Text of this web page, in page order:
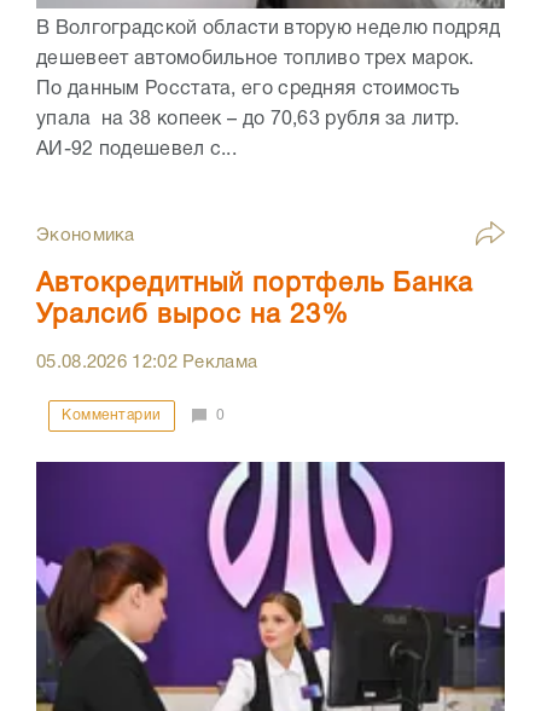
В Волгоградской области вторую неделю подряд
дешевеет автомобильное топливо трех марок.
По данным Росстата, его средняя стоимость
упала на 38 копеек – до 70,63 рубля за литр.
АИ-92 подешевел с...
Экономика
Автокредитный портфель Банка
Уралсиб вырос на 23%
05.08.2026 12:02Реклама
Комментарии 0